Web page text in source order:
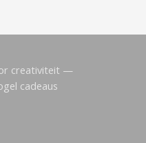
creativiteit —
cadeaus